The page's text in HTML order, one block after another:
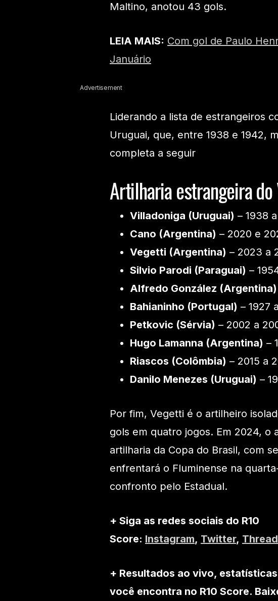
Maltino, anotou 43 gols.
LEIA MAIS: Com gol de Paulo
Januário
Advertisement
Liderando a lista de estrangeiros
Uruguai, que, entre 1938 e 1942,
completa a seguir
Artilharia estrangeira do
Villadoniga (Uruguai) – 1938
Cano (Argentina) – 2020 e
Vegetti (Argentina) – 2023 a
Silvio Parodi (Paraguai) –
Alfredo González (Argentina)
Bahianinho (Portugal) – 1927
Petkovic (Sérvia) – 2002 a
Hugo Lamanna (Argentina) –
Riascos (Colômbia) – 2015 a
Danilo Menezes (Uruguai) –
Por fim, Vegetti é o artilheiro
gols em quatro jogos. Em 2024, o
artilharia da Copa do Brasil, com
enfrentará o Fluminense na
confronto pelo Estadual.
+ Siga as redes sociais do R10
Score: Instagram, Twitter,
+ Resultados ao vivo,
você encontra no R10 Score.